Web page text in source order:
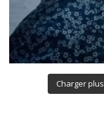
Charger plus